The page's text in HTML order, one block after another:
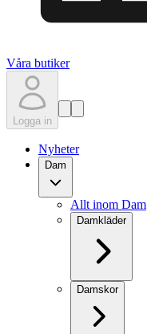
Våra butiker
Logga in
Nyheter
Dam
Allt inom Dam
Damkläder
Damskor